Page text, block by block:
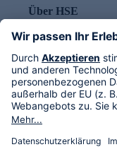
Über HSE
Im TV
HSE International